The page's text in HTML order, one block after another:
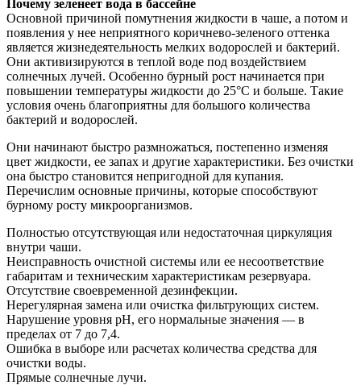
Почему зеленеет вода в бассейне
Основной причиной помутнения жидкости в чаше, а потом и
появления у нее неприятного коричнево-зеленого оттенка
является жизнедеятельность мелких водорослей и бактерий.
Они активизируются в теплой воде под воздействием
солнечных лучей. Особенно бурный рост начинается при
повышении температуры жидкости до 25°C и больше. Такие
условия очень благоприятны для большого количества
бактерий и водорослей.
Они начинают быстро размножаться, постепенно изменяя
цвет жидкости, ее запах и другие характеристики. Без очистки
она быстро становится непригодной для купания.
Перечислим основные причины, которые способствуют
бурному росту микроорганизмов.
Полностью отсутствующая или недостаточная циркуляция
внутри чаши.
Неисправность очистной системы или ее несоответствие
габаритам и техническим характеристикам резервуара.
Отсутствие своевременной дезинфекции.
Нерегулярная замена или очистка фильтрующих систем.
Нарушение уровня рН, его нормальные значения — в
пределах от 7 до 7,4.
Ошибка в выборе или расчетах количества средства для
очистки воды.
Прямые солнечные лучи.